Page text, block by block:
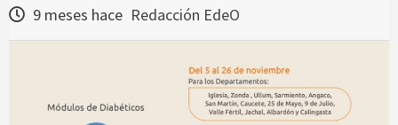
9 meses hace Redacción EdeO